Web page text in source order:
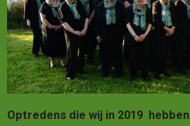
Optredens die wij in 2019 hebben